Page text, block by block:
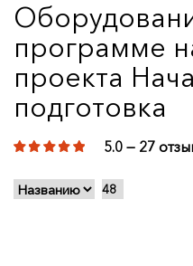
программе
проекта
подготовка
5.0 — 27